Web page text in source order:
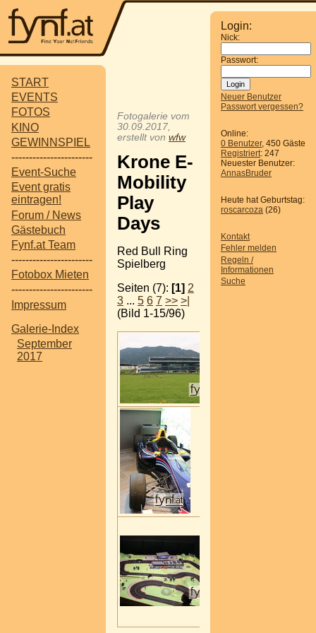
START
EVENTS
FOTOS
KINO
GEWINNSPIEL
-----------------------
Event-Suche
Event gratis
eintragen!
Forum / News
Gästebuch
Fynf.at Team
-----------------------
Fotobox Mieten
-----------------------
Impressum
Galerie-Index
September
2017
Login:
Nick:
Passwort:
Neuer Benutzer
Passwort vergessen?
Online:
0 Benutzer, 450 Gäste
Registriert: 247
Neuester Benutzer:
AnnasBruder
Heute hat Geburtstag:
roscarcoza (26)
Kontakt
Fehler melden
Regeln /
Informationen
Suche
Fotogalerie vom
30.09.2017,
erstellt von wfw
Krone E-
Mobility
Play
Days
Red Bull Ring
Spielberg
Seiten (7): [1] 2
3 ... 5 6 7 >> >|
(Bild 1-15/96)